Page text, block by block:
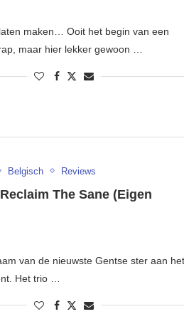
maken… Ooit het begin van een
maar hier lekker gewoon …
Belgisch Reviews
The Sane (Eigen
van de nieuwste Gentse ster aan het
Het trio …